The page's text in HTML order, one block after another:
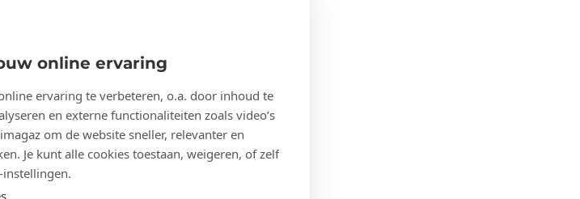
online ervaring
ervaring te verbeteren, o.a. door inhoud te
en externe functionaliteiten zoals video’s
om de website sneller, relevanter en
Je kunt alle cookies toestaan, weigeren, of zelf
tijd op zoek naar een alternatief voor
hier de beste oplossing voor te